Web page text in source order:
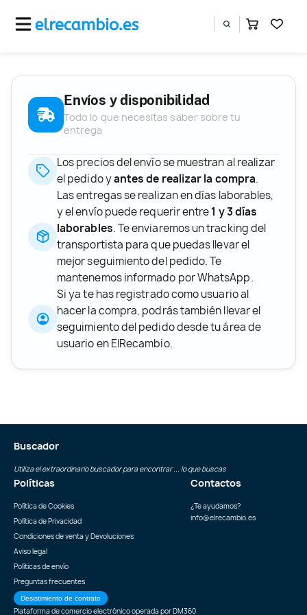
Envíos y disponibilidad
Todo lo que necesitas saber sobre tu
entrega
Los precios del envío se muestran al realizar
el pedido yantes de realizar la compra.
Las entregas se realizan en días laborables,
y el envío puede requerir entre1 y 3 días
laborables. Te enviaremos un tracking del
transportista para que puedas llevar el
mejor seguimiento del pedido. Te
mantenemos informado por WhatsApp.
Si ya te has registrado como usuario al
hacer la compra, podrás también llevar el
seguimiento del pedido desde tu área de
usuario en ElRecambio.
Buscador
Utiliza el extraordinario buscador para encontrar ... lo que buscas
Políticas
Política de Cookies
Política de Privacidad
Condiciones de venta y Devoluciones
Aviso legal
Políticas de envío
Preguntas frecuentes
Desistimiento de contrato
Contactos
¿Te ayudamos?
info@elrecambio.es
Plataforma de comercio electrónico operada porDM360